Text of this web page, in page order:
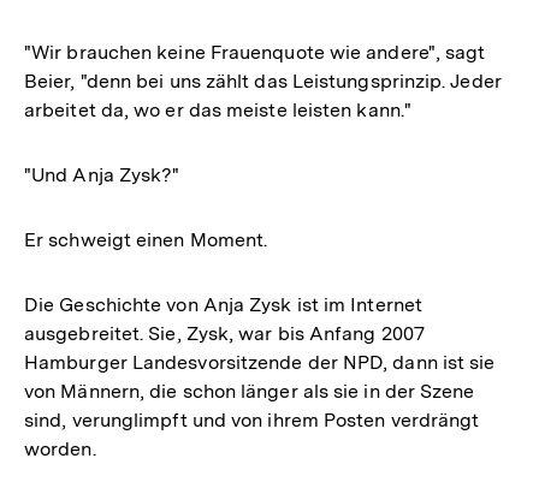
"Wir brauchen keine Frauenquote wie andere", sagt
Beier, "denn bei uns zählt das Leistungsprinzip. Jeder
arbeitet da, wo er das meiste leisten kann."
"Und Anja Zysk?"
Er schweigt einen Moment.
Die Geschichte von Anja Zysk ist im Internet
ausgebreitet. Sie, Zysk, war bis Anfang 2007
Hamburger Landesvorsitzende der NPD, dann ist sie
von Männern, die schon länger als sie in der Szene
sind, verunglimpft und von ihrem Posten verdrängt
worden.